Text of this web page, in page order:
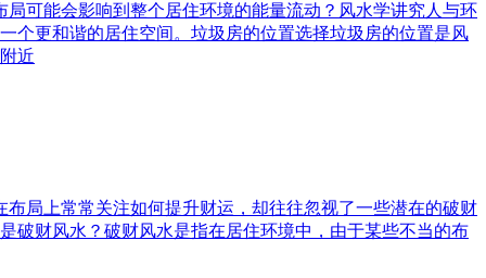
可能会影响到整个居住环境的能量流动？风水学讲究人与环
个更和谐的居住空间。垃圾房的位置选择垃圾房的位置是风
近
局上常常关注如何提升财运，却往往忽视了一些潜在的破财
破财风水？破财风水是指在居住环境中，由于某些不当的布